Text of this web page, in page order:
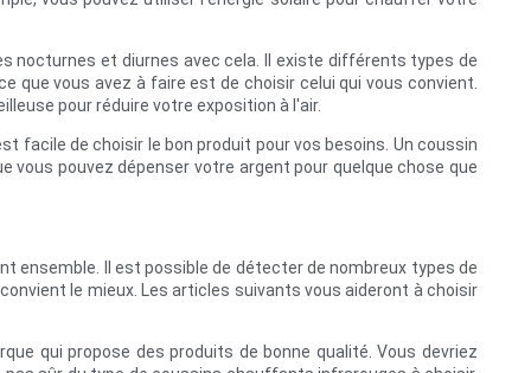
nocturnes et diurnes avec cela. Il existe différents types de
vous avez à faire est de choisir celui qui vous convient.
pour réduire votre exposition à l'air.
facile de choisir le bon produit pour vos besoins. Un coussin
pouvez dépenser votre argent pour quelque chose que
ensemble. Il est possible de détecter de nombreux types de
le mieux. Les articles suivants vous aideront à choisir
qui propose des produits de bonne qualité. Vous devriez